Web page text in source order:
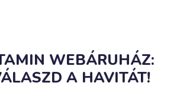
WEBÁRUHÁZ:
A HAVITÁT!